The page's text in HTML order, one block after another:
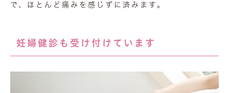
で、ほとんど痛みを感じずに済みます。
妊婦健診も受け付けています